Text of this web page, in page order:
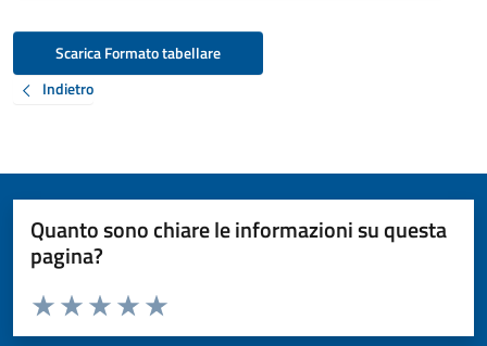
Scarica Formato tabellare
Indietro
Quanto sono chiare le informazioni su questa
pagina?
Valuta da 1 a 5 stelle la pagina
Valuta 5 stelle su 5
Valuta 4 stelle su 5
Valuta 3 stelle su 5
Valuta 2 stelle su 5
Valuta 1 stelle su 5